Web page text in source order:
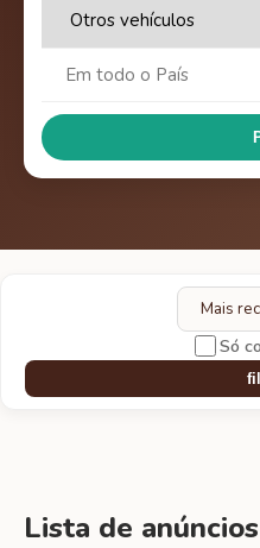
Só
Lista de anúncios